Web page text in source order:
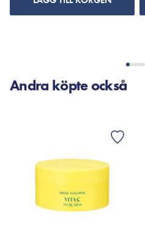
Andra köpte också